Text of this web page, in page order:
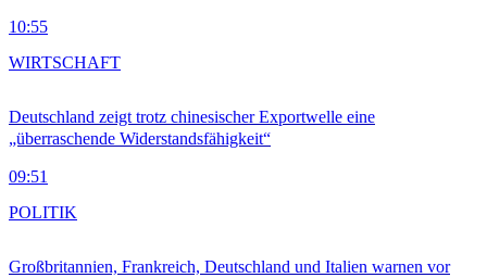
10:55
Deutschland zeigt trotz chinesischer Exportwelle eine
„überraschende Widerstandsfähigkeit“
09:51
WIRTSCHAFT
Großbritannien, Frankreich, Deutschland und Italien warnen vor
POLITIK